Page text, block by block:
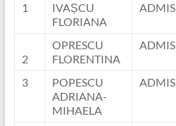
1
IVAȘCU
FLORIANA
ADMIS
2
OPRESCU
FLORENTINA
ADMIS
3
POPESCU
ADRIANA-
MIHAELA
ADMIS